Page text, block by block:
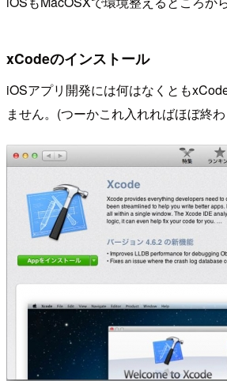
xCodeのインストール
iOSアプリ開発には何はなくとも
ません。(つーかこれ入れればほぼ終